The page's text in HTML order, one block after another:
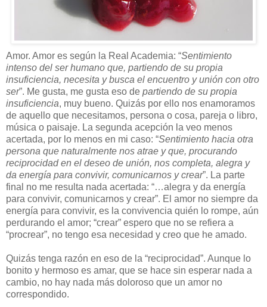
Amor. Amor es según la Real Academia: “Sentimiento
intenso del ser humano que, partiendo de su propia
insuficiencia, necesita y busca el encuentro y unión con otro
ser”. Me gusta, me gusta eso de partiendo de su propia
insuficiencia, muy bueno. Quizás por ello nos enamoramos
de aquello que necesitamos, persona o cosa, pareja o libro,
música o paisaje. La segunda acepción la veo menos
acertada, por lo menos en mi caso: “Sentimiento hacia otra
persona que naturalmente nos atrae y que, procurando
reciprocidad en el deseo de unión, nos completa, alegra y
da energía para convivir, comunicarnos y crear”. La parte
final no me resulta nada acertada: “…alegra y da energía
para convivir, comunicarnos y crear”. El amor no siempre da
energía para convivir, es la convivencia quién lo rompe, aún
perdurando el amor; “crear” espero que no se refiera a
“procrear”, no tengo esa necesidad y creo que he amado.
Quizás tenga razón en eso de la “reciprocidad”. Aunque lo
bonito y hermoso es amar, que se hace sin esperar nada a
cambio, no hay nada más doloroso que un amor no
correspondido.